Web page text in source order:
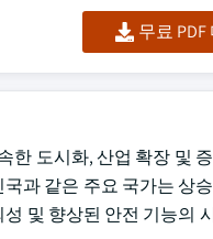
무료
한 도시화, 산업 확장 및
국과 같은 주요 국가는 상
및 향상된 안전 기능의